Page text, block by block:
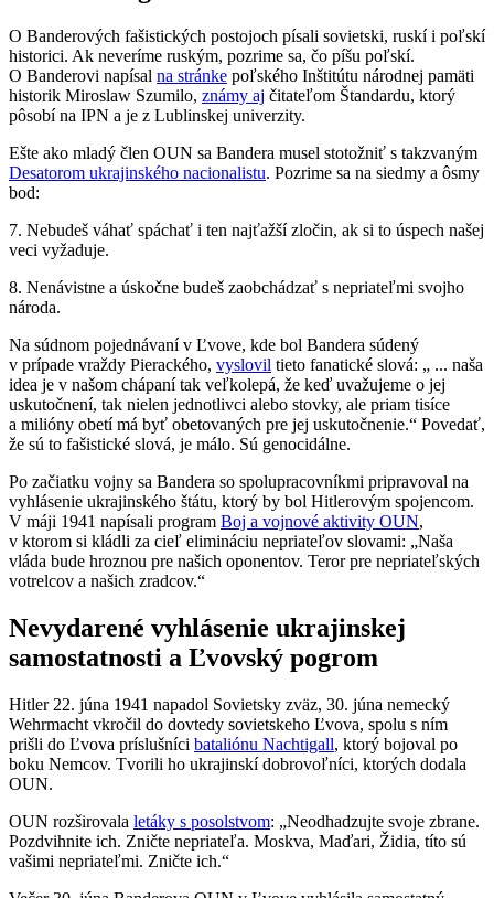
O Banderových fašistických postojoch písali sovietski, ruskí i poľskí
historici. Ak neveríme ruským, pozrime sa, čo píšu poľskí.
O Banderovi napísal na stránke poľského Inštitútu národnej pamäti
historik Miroslaw Szumilo, známy aj čitateľom Štandardu, ktorý
pôsobí na IPN a je z Lublinskej univerzity.
Ešte ako mladý člen OUN sa Bandera musel stotožniť s takzvaným
Desatorom ukrajinského nacionalistu. Pozrime sa na siedmy a ôsmy
bod:
7. Nebudeš váhať spáchať i ten najťažší zločin, ak si to úspech našej
veci vyžaduje.
8. Nenávistne a úskočne budeš zaobchádzať s nepriateľmi svojho
národa.
Na súdnom pojednávaní v Ľvove, kde bol Bandera súdený
v prípade vraždy Pierackého, vyslovil tieto fanatické slová: „ ... naša
idea je v našom chápaní tak veľkolepá, že keď uvažujeme o jej
uskutočnení, tak nielen jednotlivci alebo stovky, ale priam tisíce
a milióny obetí má byť obetovaných pre jej uskutočnenie.“ Povedať,
že sú to fašistické slová, je málo. Sú genocidálne.
Po začiatku vojny sa Bandera so spolupracovníkmi pripravoval na
vyhlásenie ukrajinského štátu, ktorý by bol Hitlerovým spojencom.
V máji 1941 napísali program Boj a vojnové aktivity OUN,
v ktorom si kládli za cieľ elimináciu nepriateľov slovami: „Naša
vláda bude hroznou pre našich oponentov. Teror pre nepriateľských
votrelcov a našich zradcov.“
Nevydarené vyhlásenie ukrajinskej
samostatnosti a Ľvovský pogrom
Hitler 22. júna 1941 napadol Sovietsky zväz, 30. júna nemecký
Wehrmacht vkročil do dovtedy sovietskeho Ľvova, spolu s ním
prišli do Ľvova príslušníci bataliónu Nachtigall, ktorý bojoval po
boku Nemcov. Tvorili ho ukrajinskí dobrovoľníci, ktorých dodala
OUN.
OUN rozširovala letáky s posolstvom: „Neodhadzujte svoje zbrane.
Pozdvihnite ich. Zničte nepriateľa. Moskva, Maďari, Židia, títo sú
vašimi nepriateľmi. Zničte ich.“